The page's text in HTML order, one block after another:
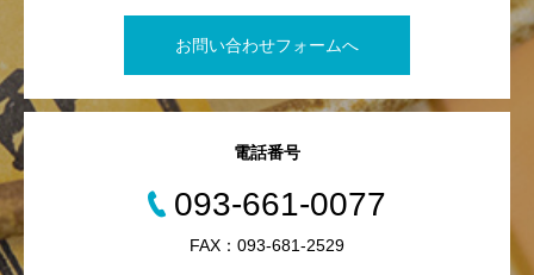
お問い合わせフォームへ
電話番号
093-661-0077
FAX：093-681-2529